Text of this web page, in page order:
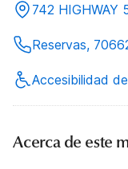
742 HIGHWAY
Reservas,
Accesibilidad
Acerca de este